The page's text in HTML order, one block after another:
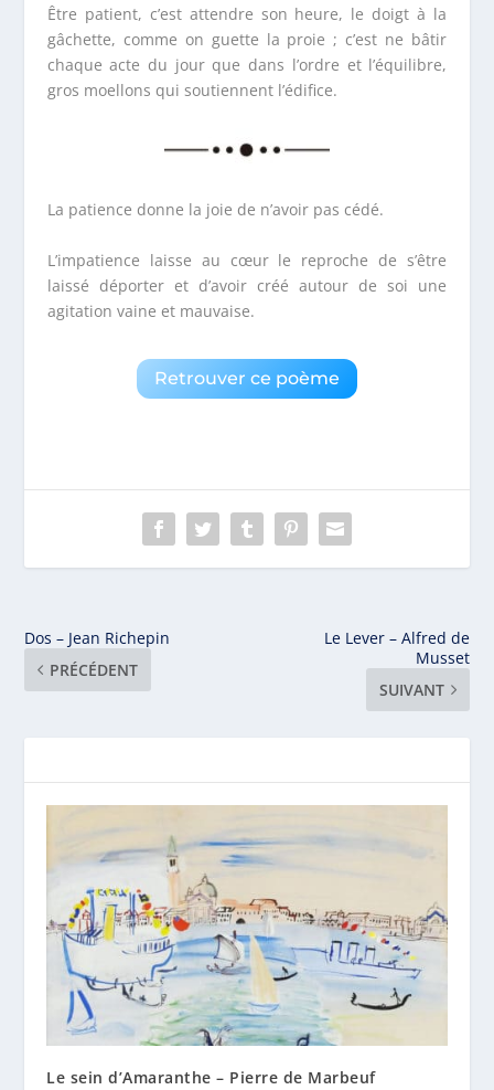
Être patient, c’est attendre son heure, le doigt à la
gâchette, comme on guette la proie ; c’est ne bâtir
chaque acte du jour que dans l’ordre et l’équilibre,
gros moellons qui soutiennent l’édifice.
La patience donne la joie de n’avoir pas cédé.
L’impatience laisse au cœur le reproche de s’être
laissé déporter et d’avoir créé autour de soi une
agitation vaine et mauvaise.
Retrouver ce poème
Dos – Jean Richepin
PRÉCÉDENT
Le Lever – Alfred de
Musset
SUIVANT
Le sein d’Amaranthe – Pierre de Marbeuf